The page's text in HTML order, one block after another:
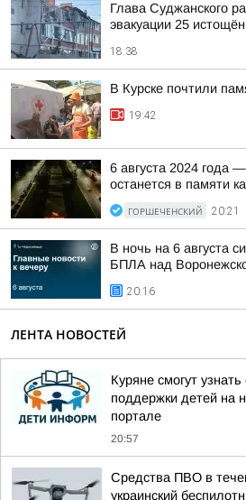
Глава Суджанского
эвакуации 25
18:38
В Курске почтили
19:42
6 августа 2024 года
останется в памяти
ГОРШЕЧЕНСКИЙ 20:21
В ночь на 6 августа
БПЛА над
20:16
ЛЕНТА НОВОСТЕЙ
Куряне смогут
поддержки детей на
портале
20:57
Средства ПВО в
украинский